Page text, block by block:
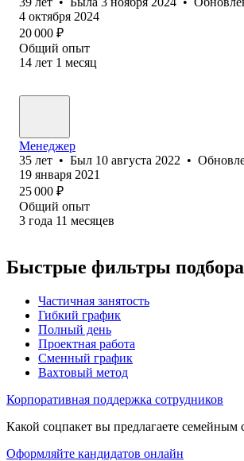
4 октября 2024
20 000 ₽
Общий опыт
14 лет 1 месяц
Менеджер
35 лет • Был 10 августа 2022 •
19 января 2021
25 000 ₽
Общий опыт
3 года 11 месяцев
Быстрые фильтры
Частичная занятость
Гибкий график
Полный день
Проектная работа
Сменный график
Вахтовый метод
Корпоративная поддержка сотрудников
Какой соцпакет вы предлагаете семейным
Оформляйте кандидатов онлайн